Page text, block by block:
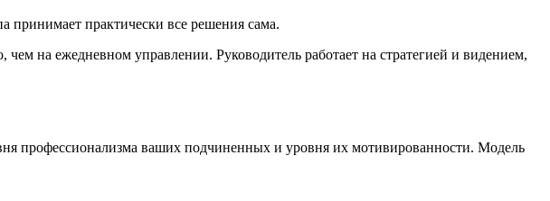
принимает практически все решения сама.
на ежедневном управлении. Руководитель работает на стратегией и видением,
профессионализма ваших подчиненных и уровня их мотивированности. Модель